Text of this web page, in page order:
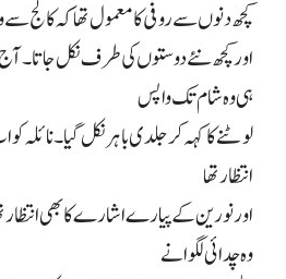
کچھ دنوں سے روفی کا معمول تھا کہ کالج سے
اور کچھ نئے دوستوں کی طرف نکل جاتا۔
ہی وہ شام تک واپس
لوٹنے کا کہہ کر جلدی باہر نکل گیا۔ نائلہ
انتظار تھا
اور نورین کے پیارے اشارے کا بھی
وہ چدائی لگوانے